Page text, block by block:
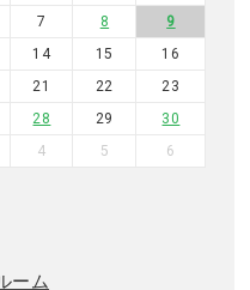
7 8
9
14 15
16
21 22
23
28 29
30
4 5 6
ーム